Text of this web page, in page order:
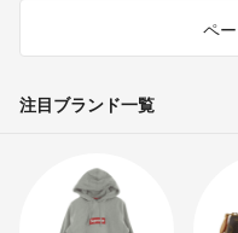
ペ
注目ブランド一覧